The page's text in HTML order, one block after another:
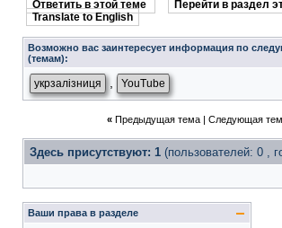
Ответить в этой теме
Перейти в раздел
Translate to English
Возможно вас заинтересует информация по
(темам):
укрзалізниця YouTube
« Предыдущая тема| Следующая
Здесь присутствуют: 1 (пользователей: 0 ,
Ваши права в разделе